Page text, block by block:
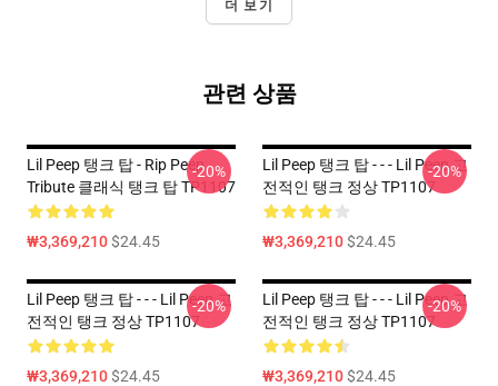
더 보기
관련 상품
Lil Peep 탱크 탑 - Rip Peep
Tribute 클래식 탱크 탑 TP1107
₩3,369,210$24.45
-20%
Lil Peep 탱크 탑 - - - Lil Peep 고
전적인 탱크 정상 TP1107
₩3,369,210$24.45
-20%
Lil Peep 탱크 탑 - - - Lil Peep 고
전적인 탱크 정상 TP1107
₩3,369,210$24.45
-20%
Lil Peep 탱크 탑 - - - Lil Peep 고
전적인 탱크 정상 TP1107
₩3,369,210$24.45
-20%